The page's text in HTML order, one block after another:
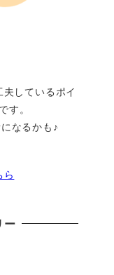
しているポイ
す。
なるかも♪
ら
ー